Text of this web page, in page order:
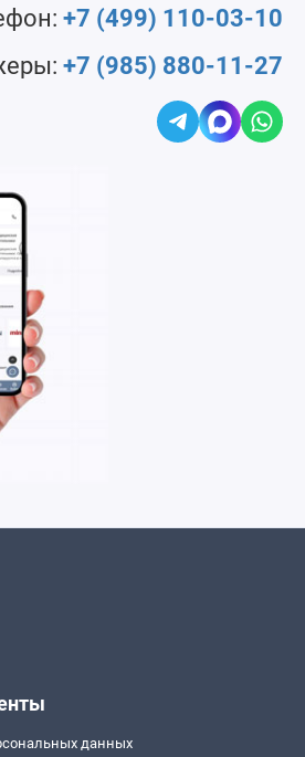
+7 (499) 110-03-10
+7 (985) 880-11-27
данных